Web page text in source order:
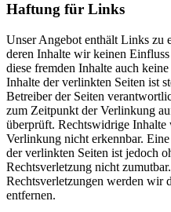
Haftung für Links
Unser Angebot enthält Links zu
deren Inhalte wir keinen
diese fremden Inhalte auch
Inhalte der verlinkten Seiten ist
Betreiber der Seiten
zum Zeitpunkt der Verlinkung
überprüft. Rechtswidrige
Verlinkung nicht erkennbar.
der verlinkten Seiten ist jedoch
Rechtsverletzung nicht
Rechtsverletzungen werden wir
entfernen.